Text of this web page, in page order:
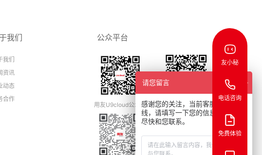
我们
我们
资讯
动态
合作
公众平台
用友U9cloud公众号 用友U9cloud视频号
友小秘
电话咨询
免费体验
请您留言
感谢您的关注，当前客服人员不在
线，请填写一下您的信息，我们会
尽快和您联系。